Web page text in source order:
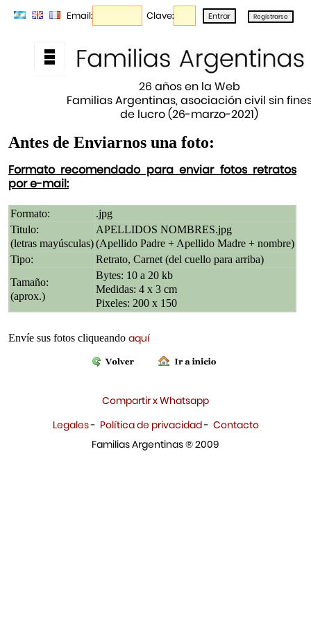
Email: Clave:
26 años en la Web
Familias Argentinas, asociación civil sin
de lucro (26-marzo-2021)
Antes de Enviarnos una foto:
Formato recomendado para enviar fotos retratos
por e-mail:
Formato:
.jpg
Titulo:
(letras mayúsculas)
APELLIDOS NOMBRES.jpg
(Apellido Padre + Apellido Madre + nombre)
Tipo:
Retrato, Carnet (del cuello para arriba)
Tamaño:
(aprox.)
Bytes: 10 a 20 kb
Medidas: 4 x 3 cm
Pixeles: 200 x 150
Envíe sus fotos cliqueando aquí
Compartir x Whatsapp
Legales- Política de privacidad- Contacto
Familias Argentinas ® 2009